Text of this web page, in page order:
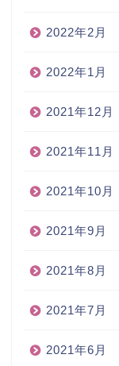
2022年2月
2022年1月
2021年12月
2021年11月
2021年10月
2021年9月
2021年8月
2021年7月
2021年6月